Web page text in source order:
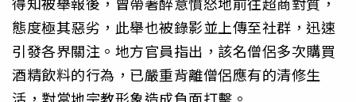
態度極其惡劣，此舉也被錄影並上傳至社群，迅速
引發各界關注。地方官員指出，該名僧侶多次購買
酒精飲料的行為，已嚴重背離僧侶應有的清修生